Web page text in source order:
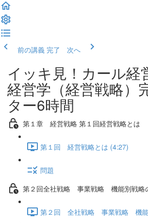
前の講義 完了 次へ
イッキ見！カール経
経営学（経営戦略）
ター6時間
第１章 経営戦略 第１回経営戦略とは
第１回 経営戦略とは (4:27)
問題
第２回全社戦略 事業戦略 機能別戦略
第２回 全社戦略 事業戦略 機能